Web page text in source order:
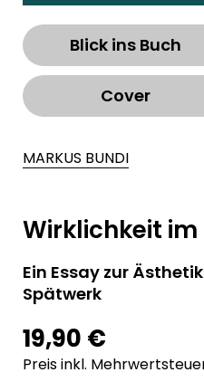
Blick ins Buch
Cover
MARKUS BUNDI
Wirklichkeit
Ein Essay zur
Spätwerk
19,90 €
Preis inkl.